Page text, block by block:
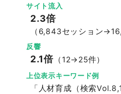
サイト流入
2.3倍
（6,843セッション
反響
2.1倍 （12→25件）
上位表示キーワード例
「人材育成（検索